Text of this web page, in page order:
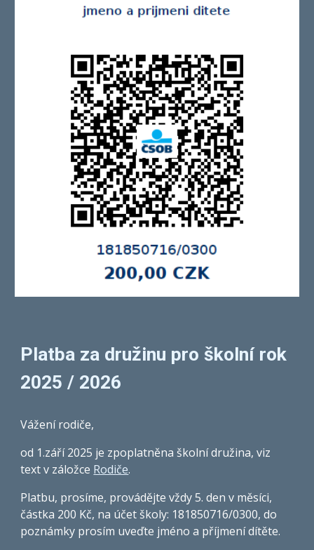
Platba za družinu pro školní rok
2025 / 2026
Vážení rodiče,
od 1.září 2025 je zpoplatněna školní družina, viz
textv záložce Rodiče.
Platbu, prosíme, provádějte vždy 5. den v měsíci,
částka 200 Kč, na účet školy: 181850716/0300, do
poznámky prosím uveďte jméno a příjmení dítěte.